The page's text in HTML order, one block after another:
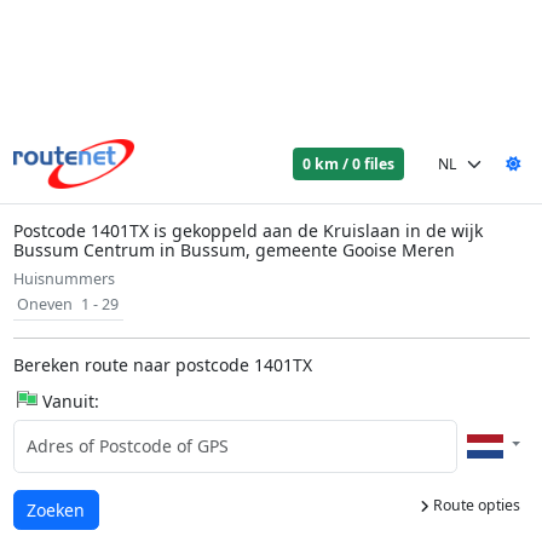
0 km / 0 files
Postcode 1401TX is gekoppeld aan de Kruislaan in de wijk
Bussum Centrum in Bussum, gemeente Gooise Meren
Huisnummers
Oneven 1 - 29
Bereken route naar postcode 1401TX
Vanuit:
Route opties
Laden...
Zoeken